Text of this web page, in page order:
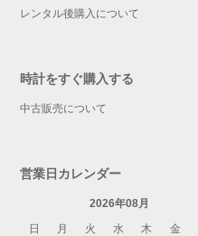
レンタル後購入について
時計をすぐ購入する
中古販売について
営業日カレンダー
2026年08月
日
月 火 水 木 金